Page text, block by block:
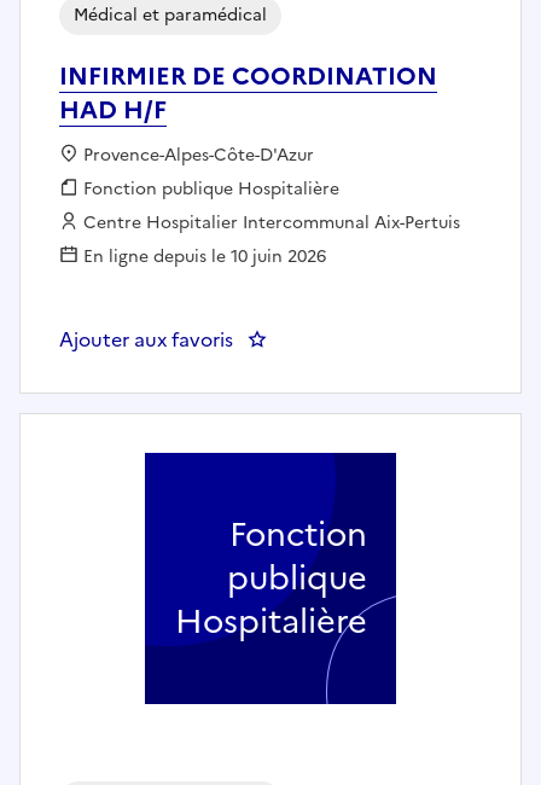
INFIRMIER DE COORDINATION
HAD H/F
Médical et paramédical
Localisation :
Provence-Alpes-Côte-D'Azur
Fonction publique :
Fonction publique Hospitalière
Employeur :
Centre Hospitalier Intercommunal Aix-Pertuis
En ligne depuis le 10 juin 2026
Ajouter aux favoris : INFIRMIER DE
Fonction
publique
Hospitalière